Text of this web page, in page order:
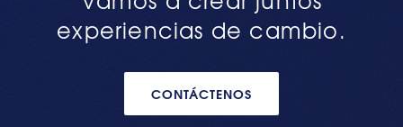
experiencias de cambio.
CONTÁCTENOS